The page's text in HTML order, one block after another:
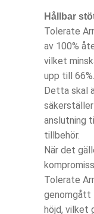
Hållbar
Tolerate
av 100%
vilket
upp till 66%.
Detta skal
anslutning
tillbehör.
När det
Tolerate
genomgått
höjd, vilket